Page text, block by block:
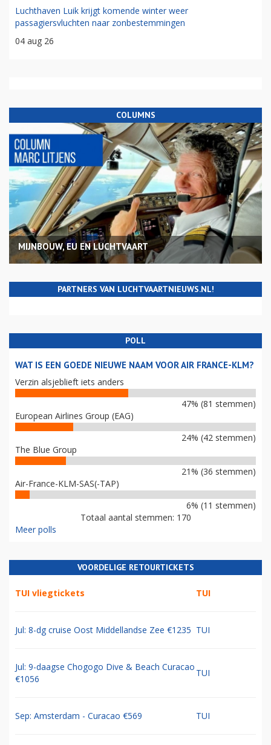
Luchthaven Luik krijgt komende winter weer
passagiersvluchten naar zonbestemmingen
04 aug 26
COLUMNS
MIJNBOUW, EU EN LUCHTVAART
PARTNERS VAN LUCHTVAARTNIEUWS.NL!
POLL
WAT IS EEN GOEDE NIEUWE NAAM VOOR AIR FRANCE-KLM?
Verzin alsjeblieft iets anders
47% (81 stemmen)
European Airlines Group (EAG)
24% (42 stemmen)
The Blue Group
21% (36 stemmen)
Air-France-KLM-SAS(-TAP)
6% (11 stemmen)
Totaal aantal stemmen: 170
Meer polls
VOORDELIGE RETOURTICKETS
TUI vliegtickets TUI
Jul: 8-dg cruise Oost Middellandse Zee €1235 TUI
Jul: 9-daagse Chogogo Dive & Beach Curacao
€1056
TUI
Sep: Amsterdam - Curacao €569 TUI